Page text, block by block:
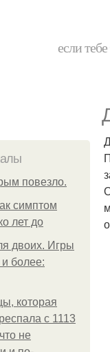
если
повезло.
симптом
лет до
двоих. Игры
более:
которая
с 1113
не